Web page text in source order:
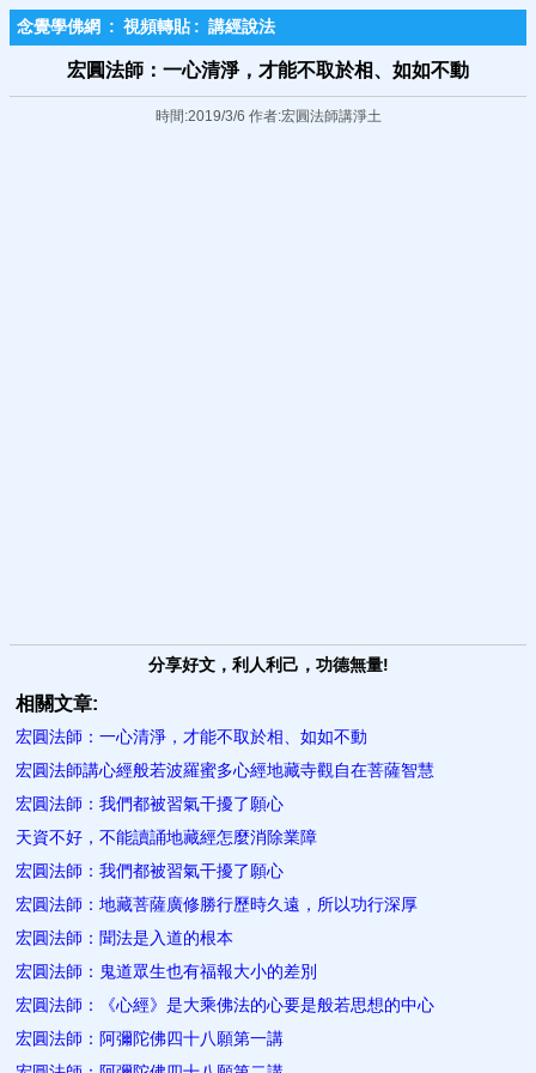
念覺學佛網 : 視頻轉貼 : 講經說法
宏圓法師：一心清淨，才能不取於相、如如不動
時間:2019/3/6 作者:宏圓法師講淨土
分享好文，利人利己，功德無量!
相關文章:
宏圓法師：一心清淨，才能不取於相、如如不動
宏圓法師講心經般若波羅蜜多心經地藏寺觀自在菩薩智慧
宏圓法師：我們都被習氣干擾了願心
天資不好，不能讀誦地藏經怎麼消除業障
宏圓法師：我們都被習氣干擾了願心
宏圓法師：地藏菩薩廣修勝行歷時久遠，所以功行深厚
宏圓法師：聞法是入道的根本
宏圓法師：鬼道眾生也有福報大小的差別
宏圓法師：《心經》是大乘佛法的心要是般若思想的中心
宏圓法師：阿彌陀佛四十八願第一講